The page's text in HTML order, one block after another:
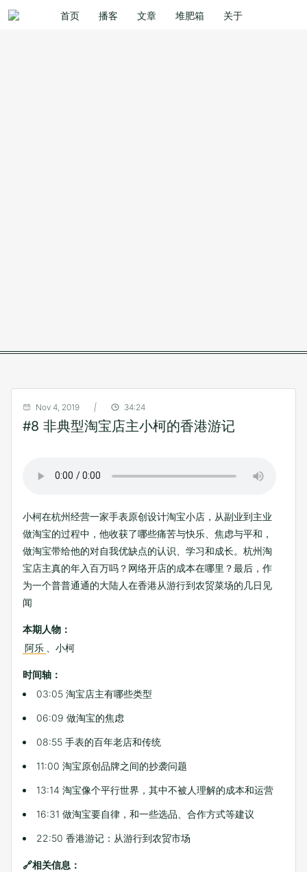
首页 播客 文章 堆肥箱 关于
Nov 4, 2019 | 34:24
#8 非典型淘宝店主小柯的香港游记
小柯在杭州经营一家手表原创设计淘宝小店，从副业到主业
做淘宝的过程中，他收获了哪些痛苦与快乐、焦虑与平和，
做淘宝带给他的对自我优缺点的认识、学习和成长。杭州淘
宝店主真的年入百万吗？网络开店的成本在哪里？最后，作
为一个普普通通的大陆人在香港从游行到农贸菜场的几日见
闻
本期人物：
阿乐 、小柯
时间轴：
03:05 淘宝店主有哪些类型
06:09 做淘宝的焦虑
08:55 手表的百年老店和传统
11:00 淘宝原创品牌之间的抄袭问题
13:14 淘宝像个平行世界，其中不被人理解的成本和运营
16:31 做淘宝要自律，和一些选品、合作方式等建议
22:50 香港游记：从游行到农贸市场
🔗相关信息：